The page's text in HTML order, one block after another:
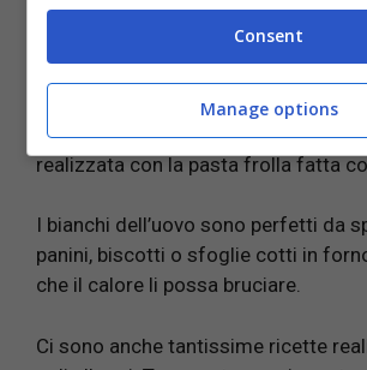
decorare i nostri dolci. Montiamole
aggiungiamo lo zucchero e volendo
colorate. Inoltre si può preparare la
sempre utile per glassare e
realizzata con la pasta frolla fatta
I bianchi dell’uovo sono perfetti da
panini, biscotti o sfoglie cotti in
che il calore li possa bruciare.
Ci sono anche tantissime ricette
Consent
Manage options